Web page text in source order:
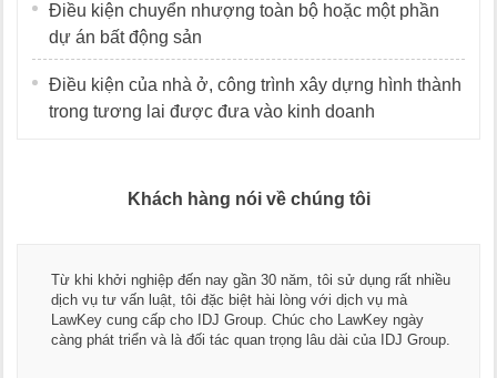
Điều kiện chuyển nhượng toàn bộ hoặc một phần
dự án bất động sản
Điều kiện của nhà ở, công trình xây dựng hình thành
trong tương lai được đưa vào kinh doanh
Khách hàng nói về chúng tôi
Thay mặt Công ty Dương Cafe, tôi xin chân thành cảm ơn
ngũ luật sư, kế toán của LawKey. Thực sự yên tâm khi sử
dụng dịch vụ tư vấn pháp luật và kế toán thuế bên các bạn.
Chúc các bạn phát triển hơn, phục vụ tốt hơn cho cộng